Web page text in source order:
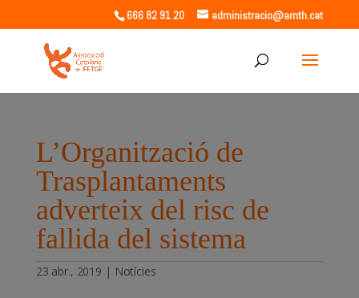
666 82 91 20 administracio@amth.cat
L’Organització de
Trasplantaments
adverteix del risc de
fallida del sistema
23 abr., 2019 | Notícies